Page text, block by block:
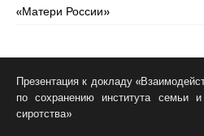
«Матери России»
Презентация к докладу
по сохранению института семьи
сиротства»